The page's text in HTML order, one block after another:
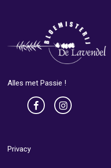
Alles met Passie !
Privacy